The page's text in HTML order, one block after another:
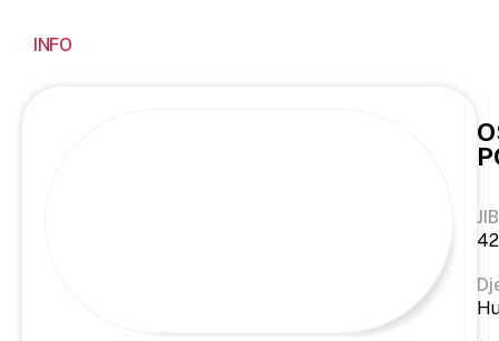
INFO
JIB